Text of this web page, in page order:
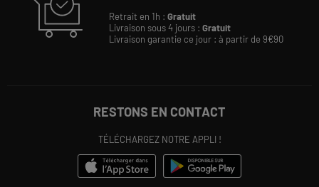
Retrait en 1h : Gratuit
Livraison sous 4 jours : Gratuit
Livraison garantie ce jour : à partir de 9€90
RESTONS EN CONTACT
TÉLÉCHARGEZ NOTRE APPLI !